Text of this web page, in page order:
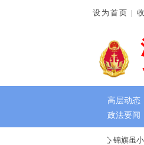
南通许法院：排忧解难暖民心 锦旗虽小
政法要闻
设为首页 |
高层动态